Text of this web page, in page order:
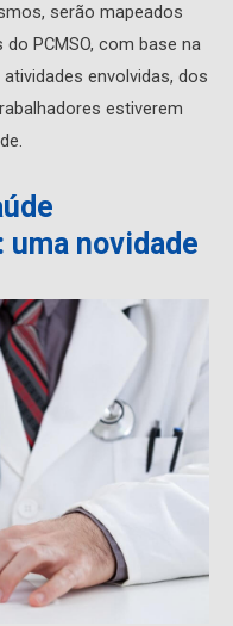
serão mapeados
PCMSO, com base na
envolvidas, dos
estiverem
novidade